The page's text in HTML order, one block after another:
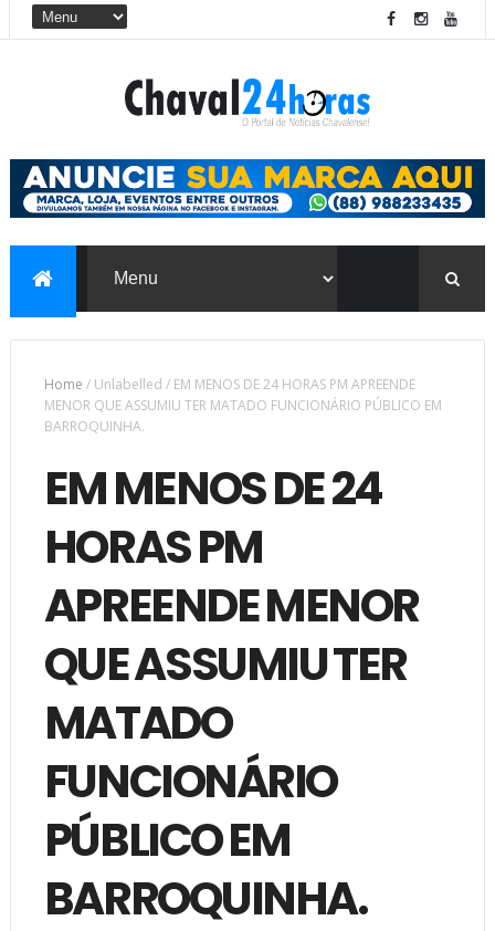
Home /Unlabelled / EM MENOS DE 24 HORAS PM APREENDE
MENOR QUE ASSUMIU TER MATADO FUNCIONÁRIO PÚBLICO EM
BARROQUINHA.
EM MENOS DE 24
HORAS PM
APREENDE MENOR
QUE ASSUMIU TER
MATADO
FUNCIONÁRIO
PÚBLICO EM
BARROQUINHA.